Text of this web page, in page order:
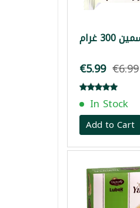
غرام
€5.99 €6.99
In Stock
Add to Cart